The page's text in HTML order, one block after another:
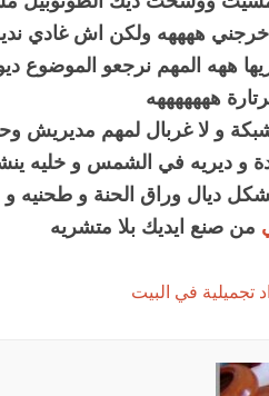
ههههه ولكن اش غادي ندير
ههه المهم نرجعو الموضوع
هههههههه
و لا غربال لمهم مديريش
و ديريه في الشمس و خليه
ديال وراق الحنة و طحنيه
من صنع ايديك بلا متشريه
تجميلية في البيت